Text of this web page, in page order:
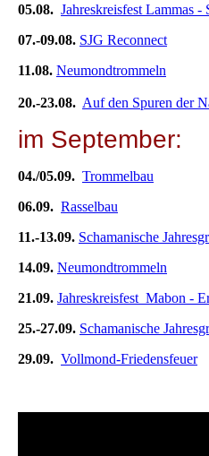
05.08. Jahreskreisfest Lammas -
07.-09.08. SJG Reconnect
11.08. Neumondtrommeln
20.-23.08. Auf den Spuren der
im September:
04./05.09. Trommelbau
06.09. Rasselbau
11.-13.09. Schamanische
14.09. Neumondtrommeln
21.09. Jahreskreisfest Mabon -
25.-27.09. Schamanische
29.09. Vollmond-Friedensfeuer